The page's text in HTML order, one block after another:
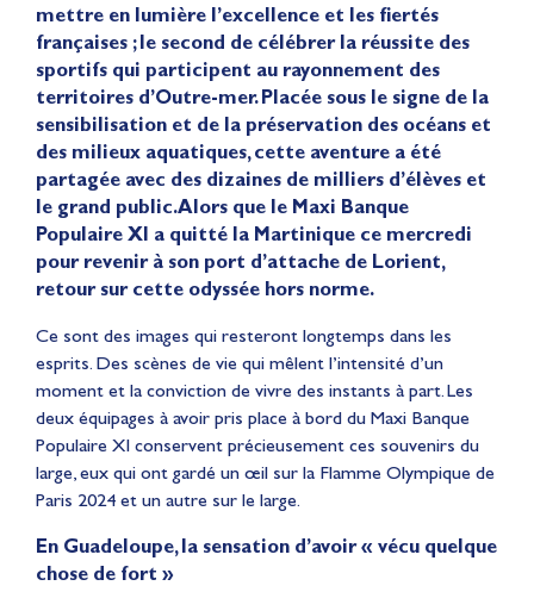
mettre en lumière l’excellence et les fiertés
françaises ; le second de célébrer la réussite des
sportifs qui participent au rayonnement des
territoires d’Outre-mer. Placée sous le signe de la
sensibilisation et de la préservation des océans et
des milieux aquatiques, cette aventure a été
partagée avec des dizaines de milliers d’élèves et
le grand public. Alors que le Maxi Banque
Populaire XI a quitté la Martinique ce mercredi
pour revenir à son port d’attache de Lorient,
retour sur cette odyssée hors norme.
Ce sont des images qui resteront longtemps dans les
esprits. Des scènes de vie qui mêlent l’intensité d’un
moment et la conviction de vivre des instants à part. Les
deux équipages à avoir pris place à bord du Maxi Banque
Populaire XI conservent précieusement ces souvenirs du
large, eux qui ont gardé un œil sur la Flamme Olympique de
Paris 2024 et un autre sur le large.
En Guadeloupe, la sensation d’avoir « vécu quelque
chose de fort »